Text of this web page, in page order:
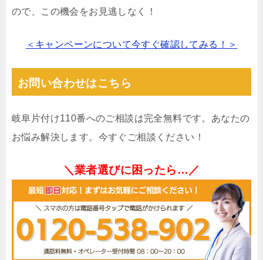
ので、この機会をお見逃しなく！
＜キャンペーンについて今すぐ確認してみる！＞
お問い合わせはこちら
岐阜片付け110番へのご相談は完全無料です。あなたの
お悩み解決します。今すぐご相談ください！
＼業者選びに困ったら…／